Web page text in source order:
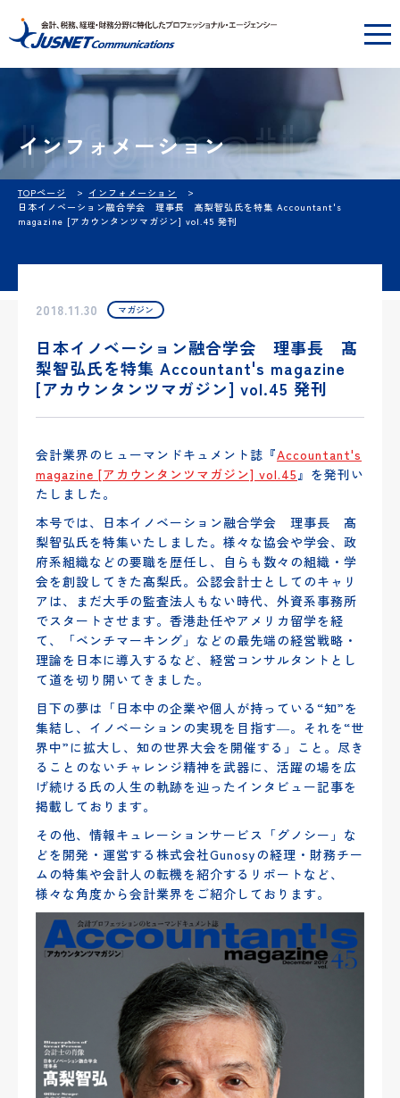
Information
インフォメーション
TOPページ
インフォメーション
日本イノベーション融合学会 理事長 髙梨智弘氏を特集 Accountant's
magazine [アカウンタンツマガジン] vol.45 発刊
2018.11.30 マガジン
日本イノベーション融合学会 理事長 髙
梨智弘氏を特集 Accountant's magazine
[アカウンタンツマガジン] vol.45 発刊
会計業界のヒューマンドキュメント誌『Accountant's
magazine [アカウンタンツマガジン] vol.45』を発刊い
たしました。
本号では、日本イノベーション融合学会 理事長 髙
梨智弘氏を特集いたしました。様々な協会や学会、政
府系組織などの要職を歴任し、自らも数々の組織・学
会を創設してきた髙梨氏。公認会計士としてのキャリ
アは、まだ大手の監査法人もない時代、外資系事務所
でスタートさせます。香港赴任やアメリカ留学を経
て、「ベンチマーキング」などの最先端の経営戦略・
理論を日本に導入するなど、経営コンサルタントとし
て道を切り開いてきました。
目下の夢は「日本中の企業や個人が持っている“知”を
集結し、イノベーションの実現を目指す―。それを“世
界中”に拡大し、知の世界大会を開催する」こと。尽き
ることのないチャレンジ精神を武器に、活躍の場を広
げ続ける氏の人生の軌跡を辿ったインタビュー記事を
掲載しております。
その他、情報キュレーションサービス「グノシー」な
どを開発・運営する株式会社Gunosyの経理・財務チー
ムの特集や会計人の転機を紹介するリポートなど、
様々な角度から会計業界をご紹介しております。